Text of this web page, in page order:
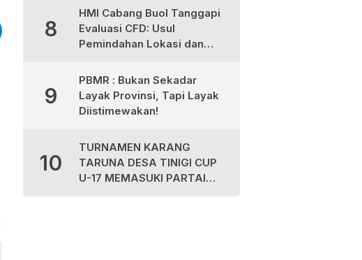
Plt Dirut dan Tegakkan UU
Pers
8
HMI Cabang Buol Tanggapi
Evaluasi CFD: Usul
Pemindahan Lokasi dan
Olahraga
9
PBMR : Bukan Sekadar
Layak Provinsi, Tapi Layak
Diistimewakan!
10
TURNAMEN KARANG
TARUNA DESA TINIGI CUP
U-17 MEMASUKI PARTAI